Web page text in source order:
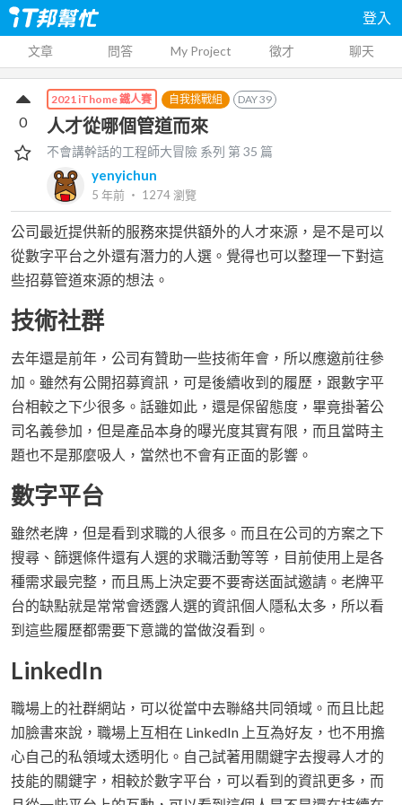
登入
文章 問答 My Project 徵才 聊天
2021 iThome 鐵人賽 自我挑戰組 DAY39
人才從哪個管道而來
不會講幹話的工程師大冒險 系列 第35 篇
yenyichun
5 年前 ‧ 1274瀏覽
0
公司最近提供新的服務來提供額外的人才來源，是不是可以
從數字平台之外還有潛力的人選。覺得也可以整理一下對這
些招募管道來源的想法。
技術社群
去年還是前年，公司有贊助一些技術年會，所以應邀前往參
加。雖然有公開招募資訊，可是後續收到的履歷，跟數字平
台相較之下少很多。話雖如此，還是保留態度，畢竟掛著公
司名義參加，但是產品本身的曝光度其實有限，而且當時主
題也不是那麼吸人，當然也不會有正面的影響。
數字平台
雖然老牌，但是看到求職的人很多。而且在公司的方案之下
搜尋、篩選條件還有人選的求職活動等等，目前使用上是各
種需求最完整，而且馬上決定要不要寄送面試邀請。老牌平
台的缺點就是常常會透露人選的資訊個人隱私太多，所以看
到這些履歷都需要下意識的當做沒看到。
LinkedIn
職場上的社群網站，可以從當中去聯絡共同領域。而且比起
加臉書來說，職場上互相在 LinkedIn 上互為好友，也不用擔
心自己的私領域太透明化。自己試著用關鍵字去搜尋人才的
技能的關鍵字，相較於數字平台，可以看到的資訊更多，而